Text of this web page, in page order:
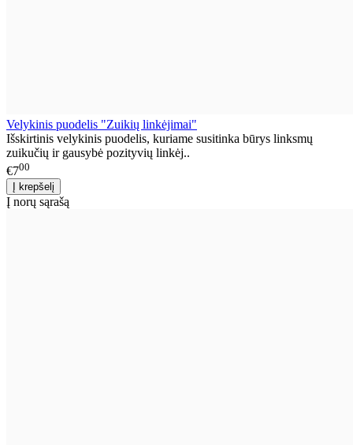
Velykinis puodelis "Zuikių linkėjimai"
Išskirtinis velykinis puodelis, kuriame susitinka būrys linksmų
zuikučių ir gausybė pozityvių linkėj..
€700
Į norų sąrašą